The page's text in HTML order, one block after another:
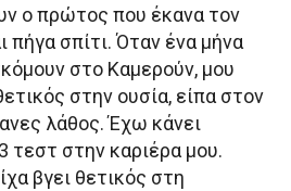
ο πρώτος που έκανα τον
πήγα σπίτι. Όταν ένα μήνα
στο Καμερούν, μου
στην ουσία, είπα στον
λάθος. Έχω κάνει
τεστ στην καριέρα μου.
βγει θετικός στη